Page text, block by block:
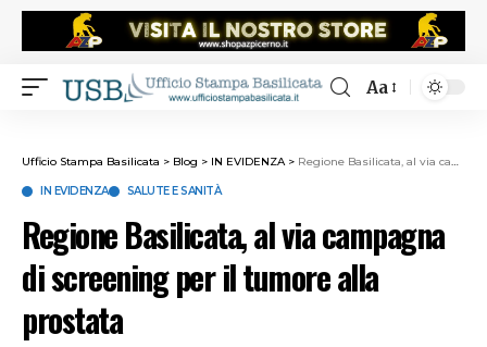
Aa
Ufficio Stampa Basilicata > Blog > IN EVIDENZA> Regione Basilicata, al via campagna di screening per il tumore alla prostata
IN EVIDENZA SALUTE E SANITÀ
Regione Basilicata, al via campagna
di screening per il tumore alla
prostata